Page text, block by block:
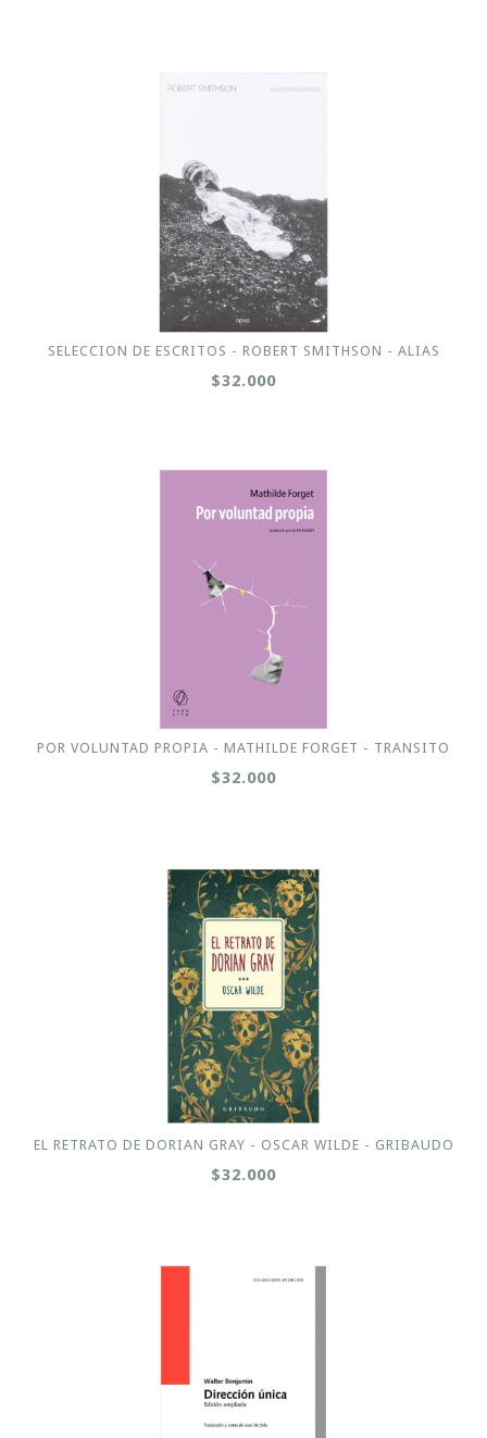
SELECCION DE ESCRITOS - ROBERT SMITHSON - ALIAS
$32.000
POR VOLUNTAD PROPIA - MATHILDE FORGET - TRANSITO
$32.000
EL RETRATO DE DORIAN GRAY - OSCAR WILDE - GRIBAUDO
$32.000